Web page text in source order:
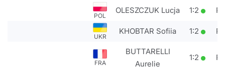
POL
OLESZCZUK Lucja 1:2
UKR
KHOBTAR Sofiia 1:2
FRA
BUTTARELLI
Aurelie
1:2